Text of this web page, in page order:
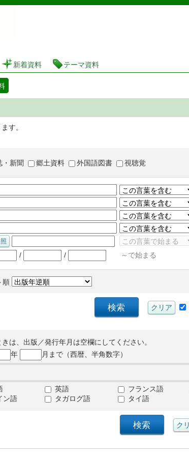
茨城県立図書館 蔵書検索・予約システム
新着資料 テーマ資料
す。
・新聞 郷土資料 外国語図書 視聴覚
/ / ～で始まる
順
は、出版／発行年月は空欄にしてください。
年 月まで（西暦、半角数字）
英語 フランス語
ン語 タガログ語 タイ語